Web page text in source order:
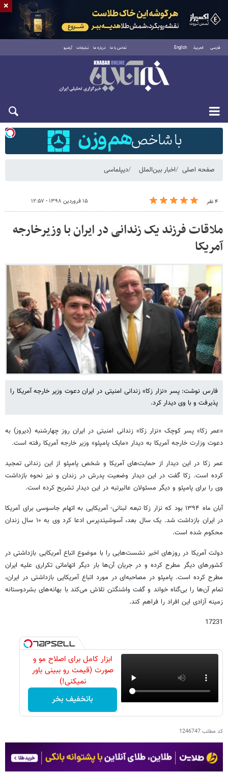
فارسی العربية English تماس با ما درباره ما تبلیغات آرشیو
شنبه ۱۷ مرداد ۱۴۰۵
صفحه اصلی اخبار بین‌الملل دیپلماسی
۴ نفر ۱۵ فروردین ۱۳۹۸ - ۱۲:۵۷
ملاقات فرزند یک زندانی در ایران با وزیرخارجه
آمریکا
فارس نوشت: پسر «نزار زکا» زندانی امنیتی در ایران دعوت وزیر خارجه آمریکا را
پذیرفت و با وی دیدار کرد.
«عمر زکا» پسر کوچک «نزار زکا» زندانی امنیتی در ایران روز چهارشنبه (دیروز) به
دعوت وزارت خارجه آمریکا به دیدار «مایک پامپئو» وزیر خارجه آمریکا رفته است.
عمر زکا در این دیدار از حمایت‌های آمریکا و شخص پامپئو از این زندانی تمجید
کرده است. زکا گفت در این دیدار وضعیت پدرش در زندان و نیز نحوه بازداشت
وی را برای پامپئو و دیگر مسئولان عالیرتبه در این دیدار تشریح کرده است.
آبان ماه ۱۳۹۴ بود که نزار زکا تبعه لبنانی- آمریکایی به اتهام جاسوسی برای آمریکا
در ایران بازداشت شد. یک سال بعد، آسوشیتدپرس ادعا کرد وی به ۱۰ سال زندان
محکوم شده است.
دولت آمریکا در روزهای اخیر نشست‌هایی را با موضوع اتباع آمریکایی بازداشتی در
کشورهای دیگر مطرح کرده و در جریان آن‌ها بار دیگر اتهاماتی تکراری علیه ایران
مطرح کرده است. پامپئو در مصاحبه‌ای در مورد اتباع آمریکایی بازداشتی در ایران،
تمام آن‌ها را بی‌گناه خواند و گفت واشنگتن تلاش می‌کند با بهانه‌های بشردوستانه
زمینه آزادی این افراد را فراهم کند.
17231
ابزار کامل برای اصلاح مو و
صورت (قیمت رو ببینی باور
نمیکنی!)
باتخفیف بخر
کد مطلب1246747
×